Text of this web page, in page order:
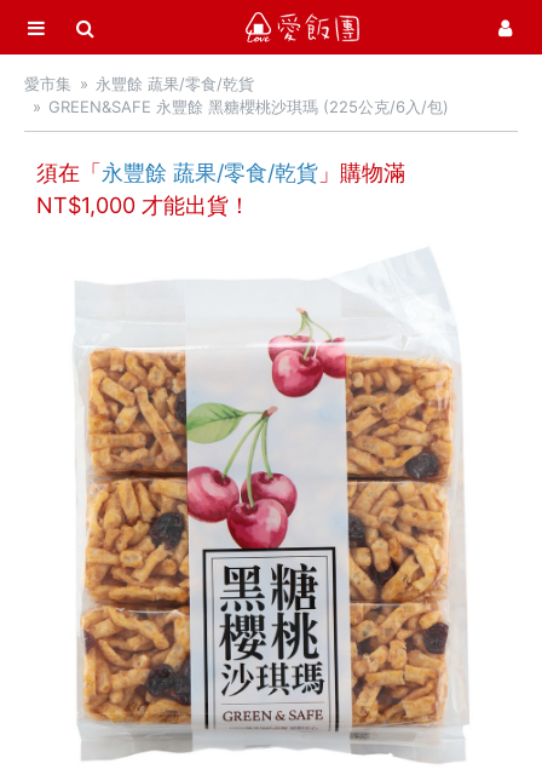
選單
首頁
最新飯團
愛飯團FB粉絲團
YouTube
Instagram
聯絡我們
客服專線
服務信箱
愛市集
永豐餘 蔬果/零食/乾貨
GREEN&SAFE 永豐餘 黑糖櫻桃沙琪瑪 (225公克/6入/包)
須在「 永豐餘 蔬果/零食/乾貨 」購物滿
NT$1,000 才能出貨！